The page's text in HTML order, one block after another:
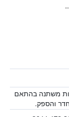
משתנה בהתאם
והספק.